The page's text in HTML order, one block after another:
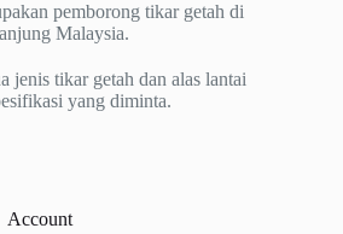
pemborong tikar getah di
Malaysia.
jenis tikar getah dan alas lantai
yang diminta.
Account